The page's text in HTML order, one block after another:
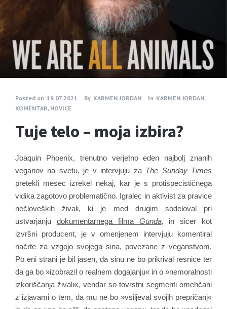
Posted on 19.07.2021 By KARMEN JORDAN In KARMEN JORDAN,
KOMENTAR, NOVICE
Tuje telo – moja izbira?
Joaquin Phoenix, trenutno verjetno eden najbolj znanih
veganov na svetu, je v intervjuju za The Sunday Times
pretekli mesec izrekel nekaj, kar je s protispecističnega
vidika zagotovo problematično. Igralec in aktivist za pravice
nečloveških živali, ki je med drugim sodeloval pri
ustvarjanju dokumentarnega filma Gunda, in sicer kot
izvršni producent, je v omenjenem intervjuju komentiral
načrte za vzgojo svojega sina, povezane z veganstvom.
Po eni strani je bil jasen, da sinu ne bo prikrival resnice ter
da ga bo »izobrazil o realnem dogajanju« in o »nemoralnosti
izkoriščanja živali«, vendar so tovrstni segmenti omehčani
z izjavami o tem, da mu ne bo »vsiljeval svojih prepričanj«